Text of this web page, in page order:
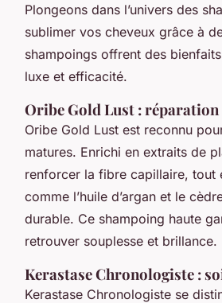
Plongeons dans l’univers des
sublimer vos cheveux grâce à
shampoings offrent des
luxe et efficacité.
Oribe Gold Lust :
Oribe Gold Lust est reconnu
matures. Enrichi en extraits de
renforcer la fibre capillaire, tout
comme l’huile d’argan et le
durable. Ce shampoing haute
retrouver souplesse et brillance.
Kerastase Chronologiste :
Kerastase Chronologiste se